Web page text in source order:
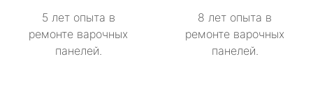
5 лет опыта в
ремонте варочных
панелей.
8 лет опыта в
ремонте варочных
панелей.